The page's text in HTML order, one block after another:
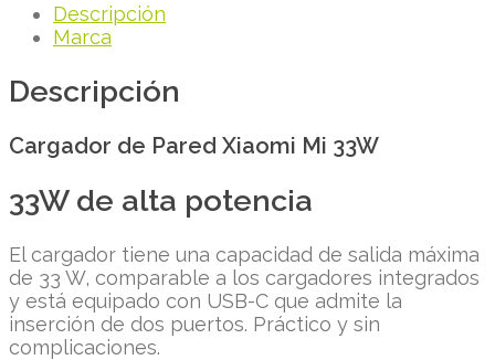
Descripción
Marca
Descripción
Cargador de Pared Xiaomi Mi 33W
33W de alta potencia
El cargador tiene una capacidad de salida máxima
de 33 W, comparable a los cargadores integrados
y está equipado con USB-C que admite la
inserción de dos puertos. Práctico y sin
complicaciones.